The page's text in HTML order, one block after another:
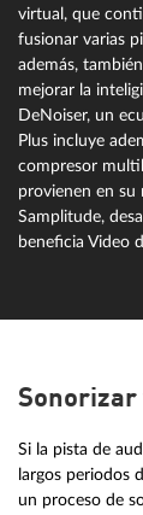
virtual, que
fusionar varias
además,
mejorar la
DeNoiser, un
Plus incluye
compresor
provienen en su
Samplitude,
beneficia Video
Sonorizar
Si la pista de
largos periodos
un proceso de